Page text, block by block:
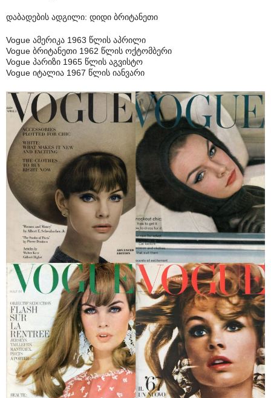
დაბადების ადგილი: დიდი ბრიტანეთი
Vogue ამერიკა 1963 წლის აპრილი
Vogue ბრიტანეთი 1962 წლის ოქტომბერი
Vogue პარიზი 1965 წლის აგვისტო
Vogue იტალია 1967 წლის იანვარი